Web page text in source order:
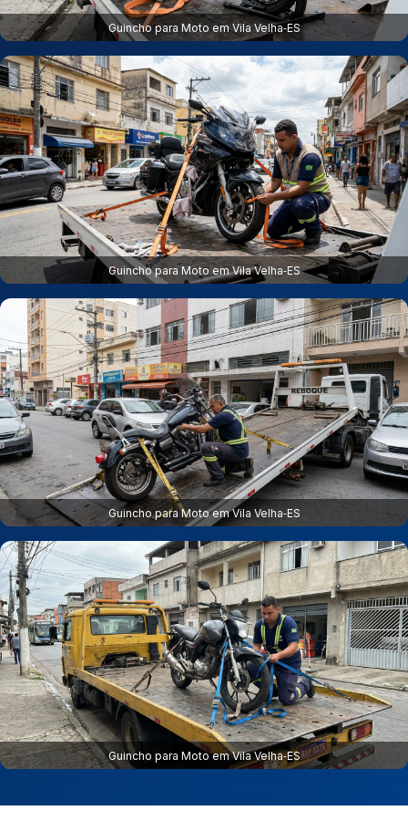
Guincho para Moto em Vila Velha‑ES
Guincho para Moto em Vila Velha‑ES
Guincho para Moto em Vila Velha‑ES
Guincho para Moto em Vila Velha‑ES